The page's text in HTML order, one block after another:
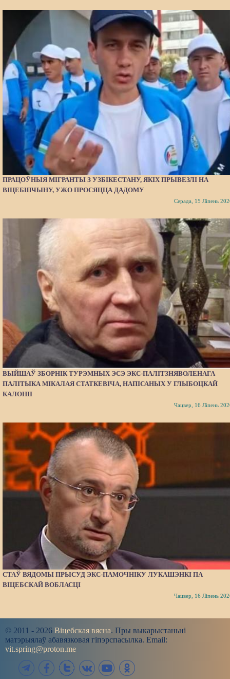
ПРАЦОЎНЫЯ МІГРАНТЫ З УЗБІКЕСТАНУ, ЯКІХ ПРЫВЕЗЛІ НА
ВІЦЕБШЧЫНУ, УЖО ПРОСЯЦЦА ДАДОМУ
Серада, 15 Ліпень
ВЫЙШАЎ ЗБОРНІК ТУРЭМНЫХ ЭСЭ ЭКС-ПАЛІТЗНЯВОЛЕНАГА
ПАЛІТЫКА МІКАЛАЯ СТАТКЕВІЧА, НАПІСАНЫХ У ГЛЫБОЦКАЙ
КАЛОНІІ
Чацвер, 16 Ліпень
СТАЎ ВЯДОМЫ ПРЫСУД ЭКС-ПАМОЧНІКУ ЛУКАШЭНКІ ПА
ВІЦЕБСКАЙ ВОБЛАСЦІ
Чацвер, 16 Ліпень
© 2011 - 2026 Віцебская вясна. Пры выкарыстаньні
матэрыялаў абавязковая гіпэрспасылка. Email:
vit.spring@proton.me